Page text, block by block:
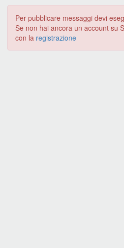
Per pubblicare messaggi devi
Se non hai ancora un account su
con la registrazione